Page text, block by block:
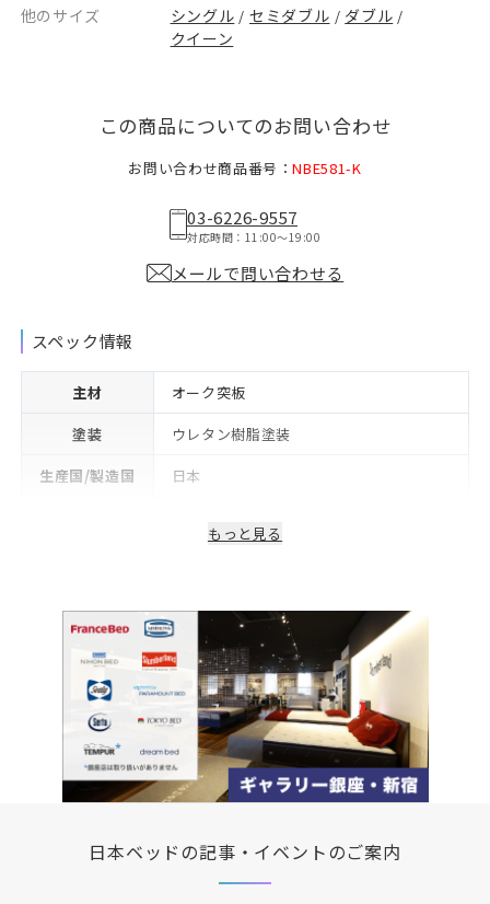
他のサイズ シングル / セミダブル / ダブル /
クイーン
この商品についてのお問い合わせ
お問い合わせ商品番号：NBE581-K
03-6226-9557
対応時間：11:00〜19:00
メールで問い合わせる
スペック情報
主材
オーク突板
塗装
ウレタン樹脂塗装
生産国/製造国
日本
もっと見る
日本ベッドの記事・イベントのご案内